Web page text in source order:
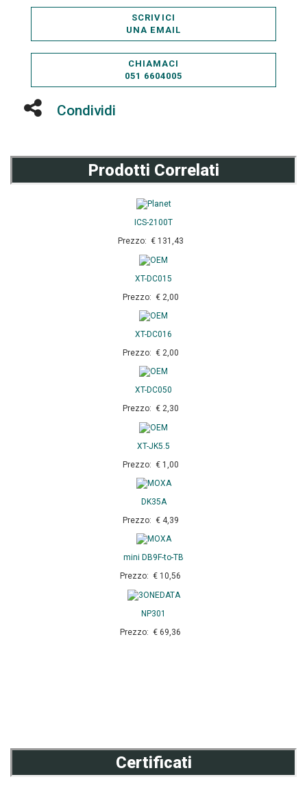
SCRIVICI
UNA EMAIL
CHIAMACI
051 6604005
Condividi
Prodotti Correlati
ICS-2100T
Prezzo: € 131,43
XT-DC015
Prezzo: € 2,00
XT-DC016
Prezzo: € 2,00
XT-DC050
Prezzo: € 2,30
XT-JK5.5
Prezzo: € 1,00
DK35A
Prezzo: € 4,39
mini DB9F-to-TB
Prezzo: € 10,56
NP301
Prezzo: € 69,36
Certificati